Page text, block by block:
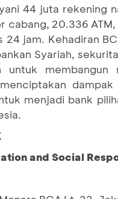
44 juta rekening
cabang, 20.336
24 jam. Kehadiran
Syariah,
membangun
menjadi bank
and Social